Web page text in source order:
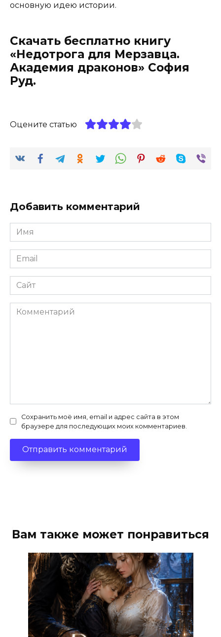
основную идею истории.
Скачать бесплатно книгу
«Недотрога для Мерзавца.
Академия драконов» София
Руд.
Оцените статью
Добавить комментарий
Имя
*
Email
*
Сайт
Комментарий
Сохранить моё имя, email и адрес сайта в этом
браузере для последующих моих комментариев.
Вам также может понравиться